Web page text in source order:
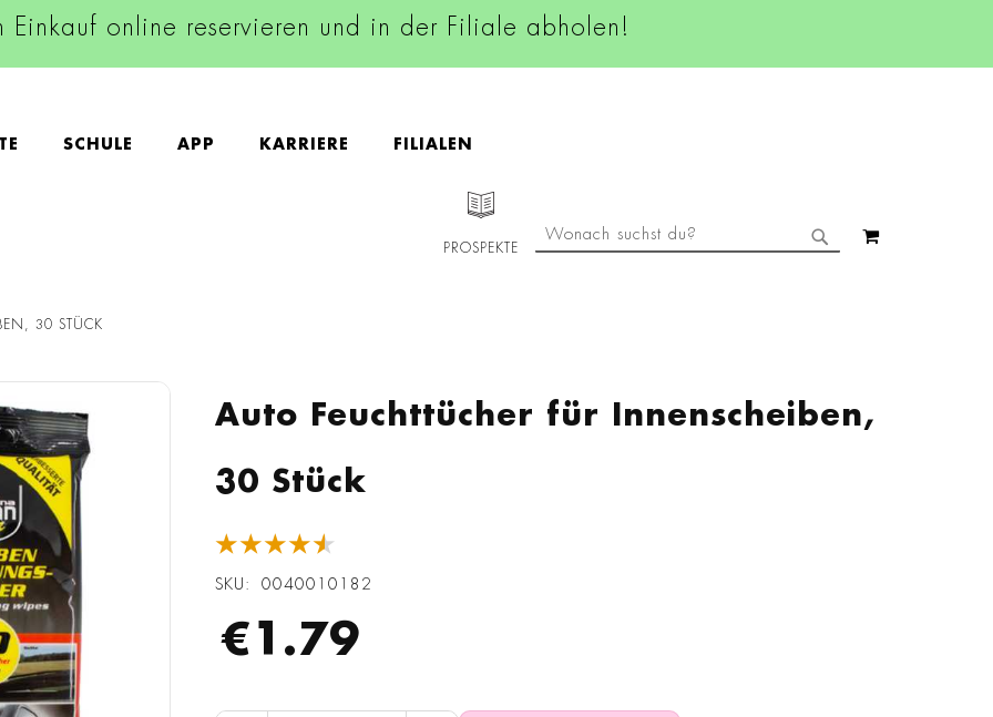
Einkauf online reservieren und in der Filiale abholen!
SCHULE APP KARRIERE FILIALEN
PROSPEKTE
SUCHE
30 STÜCK
Auto Feuchttücher für Innenscheiben,
30 Stück
★★★★★
SKU 0040010182
€1.79